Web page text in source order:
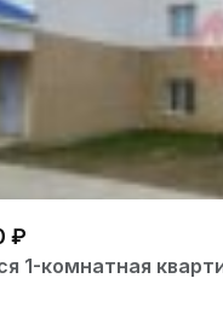
₽
1-комнатная